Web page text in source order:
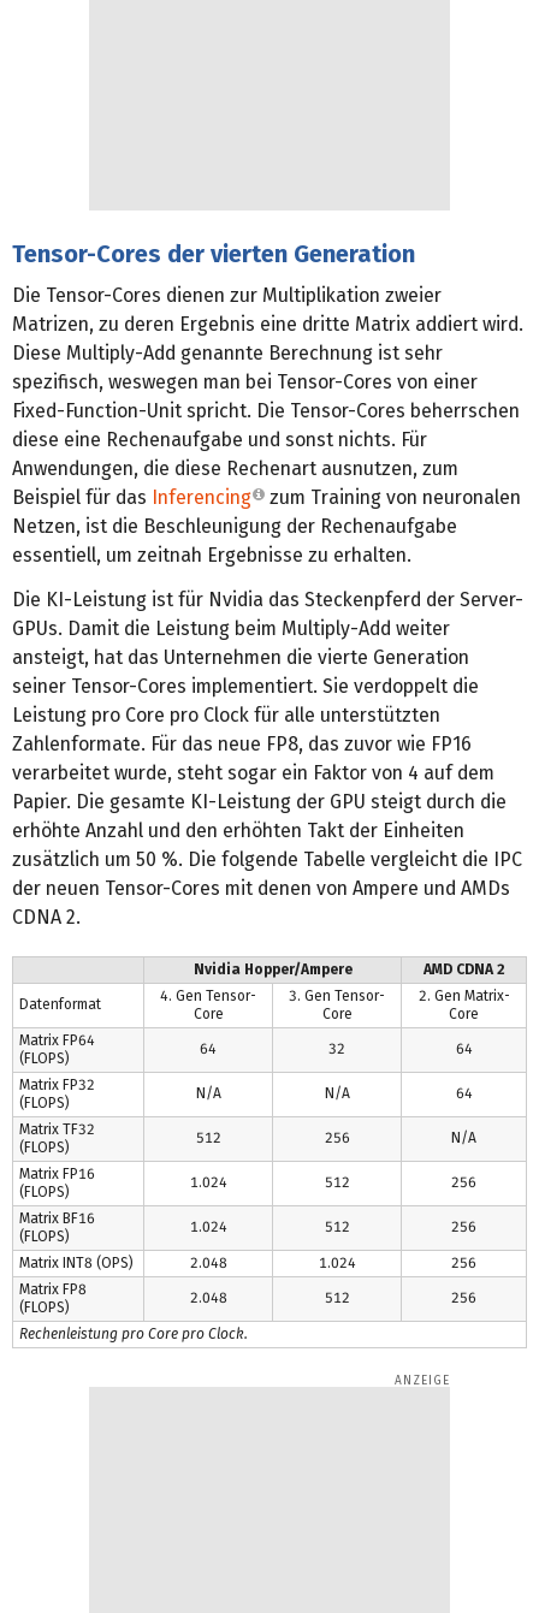
Tensor-Cores der vierten Generation
Die Tensor-Cores dienen zur Multiplikation zweier
Matrizen, zu deren Ergebnis eine dritte Matrix addiert wird.
Diese Multiply-Add genannte Berechnung ist sehr
spezifisch, weswegen man bei Tensor-Cores von einer
Fixed-Function-Unit spricht. Die Tensor-Cores beherrschen
diese eine Rechenaufgabe und sonst nichts. Für
Anwendungen, die diese Rechenart ausnutzen, zum
Beispiel für das Inferencing
zum Training von neuronalen
Netzen, ist die Beschleunigung der Rechenaufgabe
essentiell, um zeitnah Ergebnisse zu erhalten.
Die KI-Leistung ist für Nvidia das Steckenpferd der Server-
GPUs. Damit die Leistung beim Multiply-Add weiter
ansteigt, hat das Unternehmen die vierte Generation
seiner Tensor-Cores implementiert. Sie verdoppelt die
Leistung pro Core pro Clock für alle unterstützten
Zahlenformate. Für das neue FP8, das zuvor wie FP16
verarbeitet wurde, steht sogar ein Faktor von 4 auf dem
Papier. Die gesamte KI-Leistung der GPU steigt durch die
erhöhte Anzahl und den erhöhten Takt der Einheiten
zusätzlich um 50 %. Die folgende Tabelle vergleicht die IPC
der neuen Tensor-Cores mit denen von Ampere und AMDs
CDNA 2.
Nvidia Hopper/Ampere AMD CDNA 2
Datenformat
4. Gen Tensor-
Core
3. Gen Tensor-
Core
2. Gen Matrix-
Core
Matrix FP64
(FLOPS)
64 32 64
Matrix FP32
(FLOPS)
N/A N/A 64
Matrix TF32
(FLOPS)
512 256 N/A
Matrix FP16
(FLOPS)
1.024 512 256
Matrix BF16
(FLOPS)
1.024 512 256
Matrix INT8 (OPS) 2.048 1.024
256
Matrix FP8
(FLOPS)
2.048 512 256
Rechenleistung pro Core pro Clock.